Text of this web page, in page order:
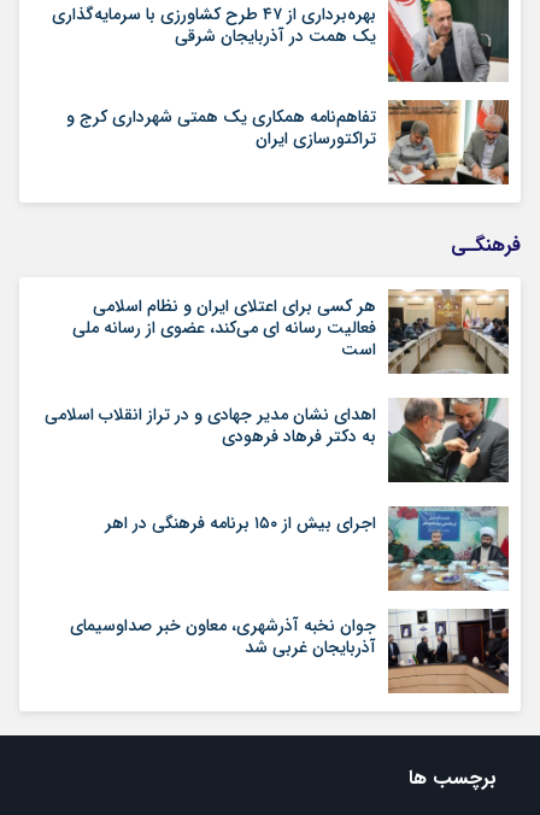
بهره‌برداری از ۴۷ طرح کشاورزی با سرمایه‌گذاری
یک همت در آذربایجان شرقی
تفاهم‌نامه همکاری یک همتی شهرداری کرج و
تراکتورسازی ایران
فرهنگـی
هر کسی برای اعتلای ایران و نظام اسلامی
فعالیت رسانه ای می‌کند، عضوی از رسانه ملی
است
اهدای نشان مدیر جهادی و در تراز انقلاب اسلامی
به دکتر فرهاد فرهودی
اجرای بیش از ۱۵۰ برنامه فرهنگی در اهر
جوان نخبه آذرشهری، معاون خبر صداوسیمای
آذربایجان غربی شد
برچسب ها